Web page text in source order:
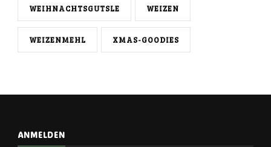
WEIHNACHTSGUTSLE WEIZEN
WEIZENMEHL XMAS-GOODIES
ANMELDEN